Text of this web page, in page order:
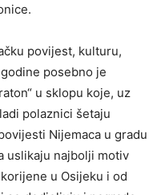
povijest, kulturu,
posebno je
u sklopu koje, uz
polaznici šetaju
Nijemaca u gradu
uslikaju najbolji motiv
u Osijeku i od